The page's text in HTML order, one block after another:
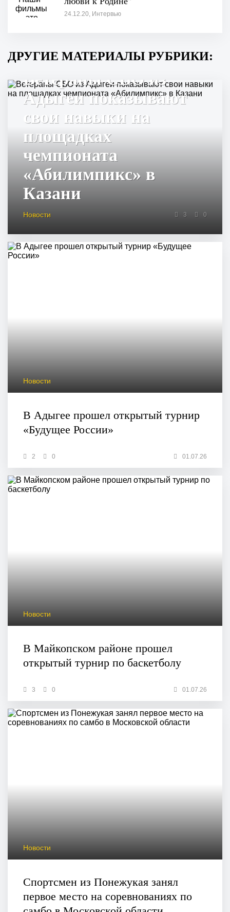
24.12.20, Интервью
ДРУГИЕ МАТЕРИАЛЫ РУБРИКИ:
Ветераны СВО из
Адыгеи показывают
свои навыки на
площадках
чемпионата
«Абилимпикс» в
Казани
Новости 3 0
Новости
В Адыгее прошел открытый турнир
«Будущее России»
2 0 01.07.26
Новости
В Майкопском районе прошел
открытый турнир по баскетболу
3 0 01.07.26
Новости
Спортсмен из Понежукая занял
первое место на соревнованиях по